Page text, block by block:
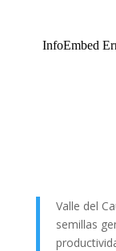
Valle del
semillas